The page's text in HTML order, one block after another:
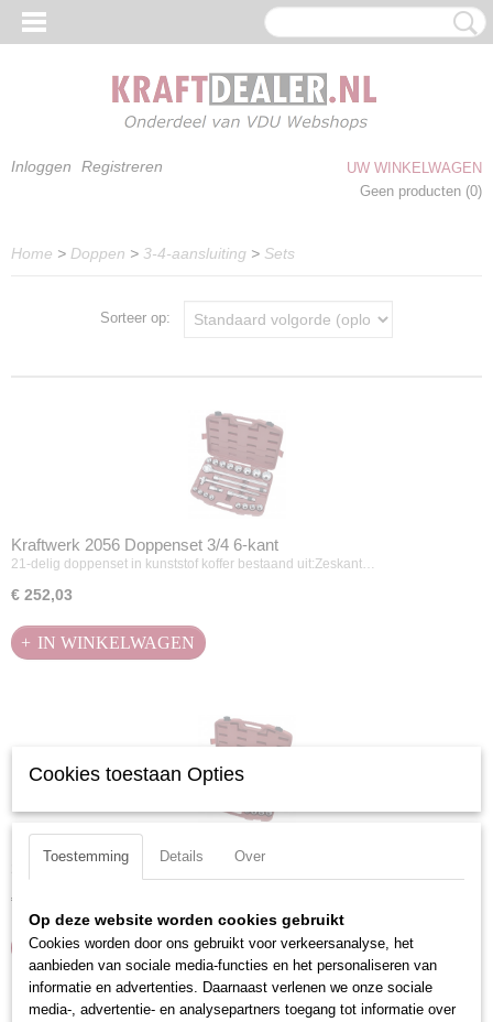
Inloggen Registreren
UW WINKELWAGEN
Geen producten (0)
Home > Doppen > 3-4-aansluiting > Sets
Sorteer op:
Kraftwerk 2056 Doppenset 3/4 6-kant
21-delig doppenset in kunststof koffer bestaand uit:Zeskant…
€ 252,03
IN WINKELWAGEN
Kraftwerk 2057 Doppenassortiment met ratel 3/4" 21-delig
21-delig doppenset in kunststof koffer bestaand uit:Zeskant…
€ 364,14
IN WINKELWAGEN
Cookies toestaan Opties
Toestemming Details Over
Op deze website worden cookies gebruikt
Cookies worden door ons gebruikt voor verkeersanalyse, het
aanbieden van sociale media-functies en het personaliseren van
informatie en advertenties. Daarnaast verlenen we onze sociale
media-, advertentie- en analysepartners toegang tot informatie over